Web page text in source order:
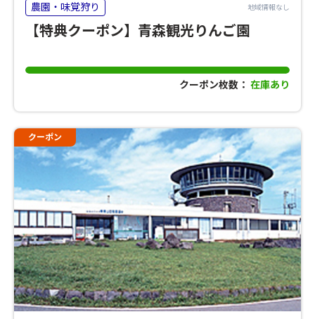
農園・味覚狩り 地域情報なし
【特典クーポン】青森観光りんご園
クーポン枚数： 在庫あり
クーポン